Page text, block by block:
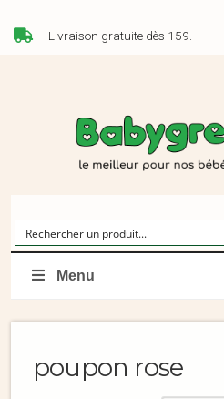
Livraison gratuite dès 159.-
Menu
poupon rose